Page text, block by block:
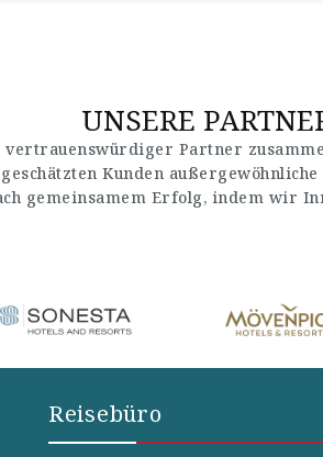
UNSERE
Partner
Kunden
gemeinsamem Erfolg, indem wir
Reisebüro